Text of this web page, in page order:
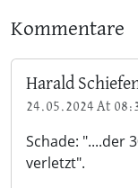
Kommentare
Harald
24.05.2024 At
Schade: "....der
verletzt".